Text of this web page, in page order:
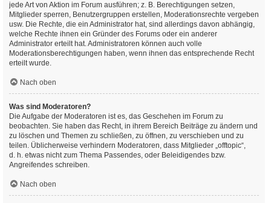
jede Art von Aktion im Forum ausführen; z. B. Berechtigungen setzen,
Mitglieder sperren, Benutzergruppen erstellen, Moderationsrechte vergeben
usw. Die Rechte, die ein Administrator hat, sind allerdings davon abhängig,
welche Rechte ihnen ein Gründer des Forums oder ein anderer
Administrator erteilt hat. Administratoren können auch volle
Moderationsberechtigungen haben, wenn ihnen das entsprechende Recht
erteilt wurde.
Nach oben
Was sind Moderatoren?
Die Aufgabe der Moderatoren ist es, das Geschehen im Forum zu
beobachten. Sie haben das Recht, in ihrem Bereich Beiträge zu ändern und
zu löschen und Themen zu schließen, zu öffnen, zu verschieben und zu
teilen. Üblicherweise verhindern Moderatoren, dass Mitglieder „offtopic“,
d. h. etwas nicht zum Thema Passendes, oder Beleidigendes bzw.
Angreifendes schreiben.
Nach oben